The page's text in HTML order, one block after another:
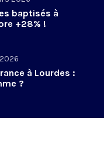
baptisés à
+28% !
à Lourdes :
?